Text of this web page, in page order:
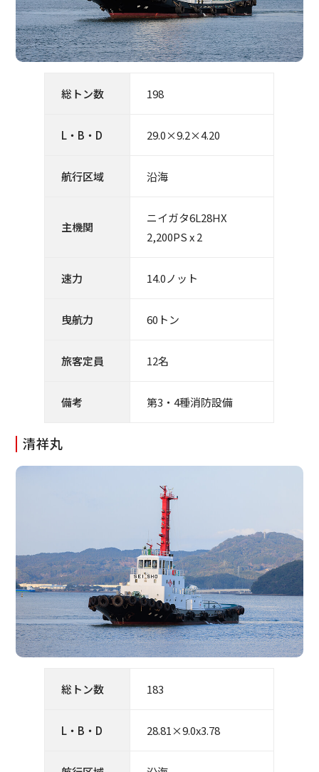
総トン数 198
L・B・D 29.0×9.2×4.20
航行区域 沿海
主機関
ニイガタ6L28HX
2,200PS x 2
速力 14.0ノット
曳航力 60トン
旅客定員 12名
備考 第3・4種消防設備
清祥丸
総トン数 183
L・B・D 28.81×9.0x3.78